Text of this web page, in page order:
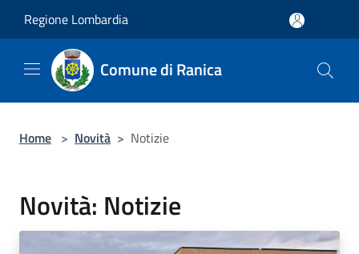
Regione Lombardia
Comune di Ranica
Home > Novità > Notizie
Novità: Notizie